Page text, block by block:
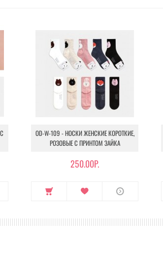
OD-W-109 - НОСКИ ЖЕНСКИЕ КОРОТКИЕ,
РОЗОВЫЕ С ПРИНТОМ ЗАЙКА
250.00Р.